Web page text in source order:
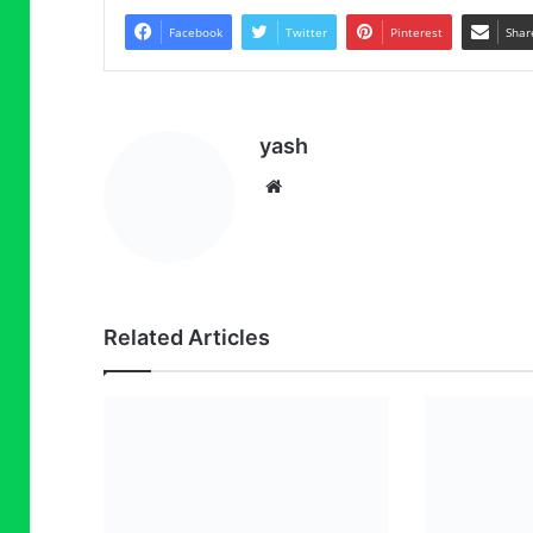
Facebook Twitter Pinterest
yash
Website
Related Articles